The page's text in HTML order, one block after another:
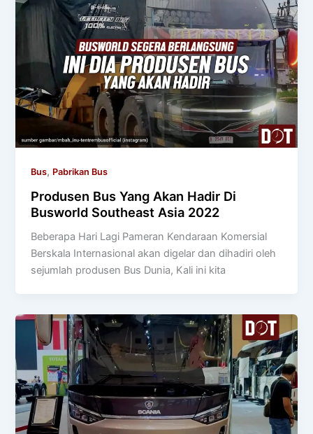
Bus, Pabrikan Bus
Produsen Bus Yang Akan Hadir Di
Busworld Southeast Asia 2022
Beberapa Hari Lagi Pameran Kendaraan Komersial
Berskala Internasional akan digelar dan dihadiri oleh
sejumlah produsen Bus Dunia, Kali ini kita